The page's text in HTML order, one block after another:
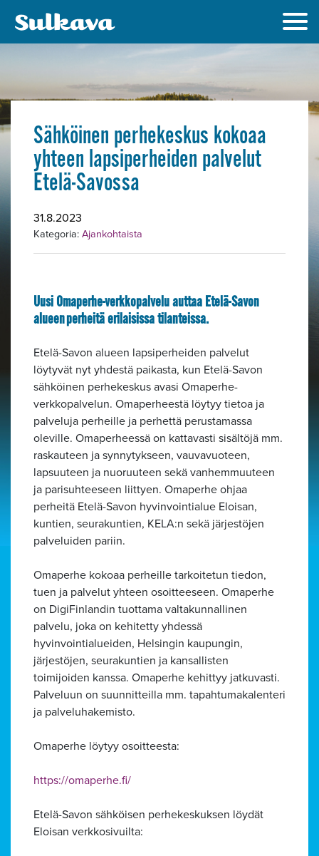
Sähköinen perhekeskus kokoaa
yhteen lapsiperheiden palvelut
Etelä-Savossa
31.8.2023
Kategoria:Ajankohtaista
Uusi Omaperhe-verkkopalvelu auttaa Etelä-Savon
alueen perheitä erilaisissa tilanteissa.
Etelä-Savon alueen lapsiperheiden palvelut
löytyvät nyt yhdestä paikasta, kun Etelä-Savon
sähköinen perhekeskus avasi Omaperhe-
verkkopalvelun. Omaperheestä löytyy tietoa ja
palveluja perheille ja perhettä perustamassa
oleville. Omaperheessä on kattavasti sisältöjä mm.
raskauteen ja synnytykseen, vauvavuoteen,
lapsuuteen ja nuoruuteen sekä vanhemmuuteen
ja parisuhteeseen liittyen. Omaperhe ohjaa
perheitä Etelä-Savon hyvinvointialue Eloisan,
kuntien, seurakuntien, KELA:n sekä järjestöjen
palveluiden pariin.
Omaperhe kokoaa perheille tarkoitetun tiedon,
tuen ja palvelut yhteen osoitteeseen. Omaperhe
on DigiFinlandin tuottama valtakunnallinen
palvelu, joka on kehitetty yhdessä
hyvinvointialueiden, Helsingin kaupungin,
järjestöjen, seurakuntien ja kansallisten
toimijoiden kanssa. Omaperhe kehittyy jatkuvasti.
Palveluun on suunnitteilla mm. tapahtumakalenteri
ja palveluhakemisto.
Omaperhe löytyy osoitteesta:
https://omaperhe.fi/
Etelä-Savon sähköisen perhekeskuksen löydät
Eloisan verkkosivuilta:
Alavalikko